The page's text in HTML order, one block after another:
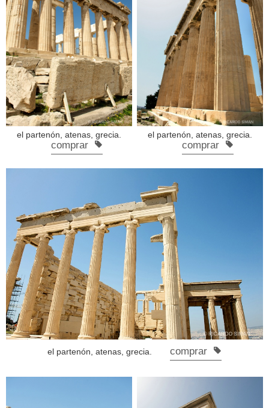
el partenón, atenas, grecia.
comprar
el partenón, atenas, grecia.
comprar
el partenón, atenas, grecia. comprar